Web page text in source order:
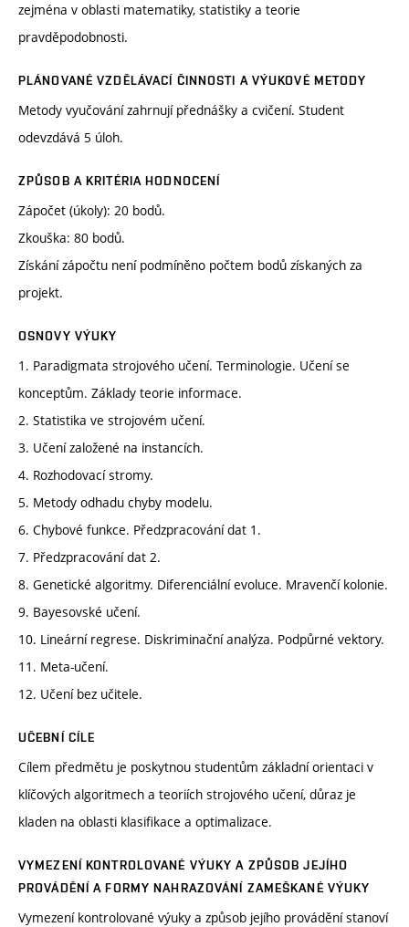
zejména v oblasti matematiky, statistiky a teorie
pravděpodobnosti.
PLÁNOVANÉ VZDĚLÁVACÍ ČINNOSTI A VÝUKOVÉ METODY
Metody vyučování zahrnují přednášky a cvičení. Student
odevzdává 5 úloh.
ZPŮSOB A KRITÉRIA HODNOCENÍ
Zápočet (úkoly): 20 bodů.
Zkouška: 80 bodů.
Získání zápočtu není podmíněno počtem bodů získaných za
projekt.
OSNOVY VÝUKY
1. Paradigmata strojového učení. Terminologie. Učení se
konceptům. Základy teorie informace.
2. Statistika ve strojovém učení.
3. Učení založené na instancích.
4. Rozhodovací stromy.
5. Metody odhadu chyby modelu.
6. Chybové funkce. Předzpracování dat 1.
7. Předzpracování dat 2.
8. Genetické algoritmy. Diferenciální evoluce. Mravenčí kolonie.
9. Bayesovské učení.
10. Lineární regrese. Diskriminační analýza. Podpůrné vektory.
11. Meta-učení.
12. Učení bez učitele.
UČEBNÍ CÍLE
Cílem předmětu je poskytnou studentům základní orientaci v
klíčových algoritmech a teoriích strojového učení, důraz je
kladen na oblasti klasifikace a optimalizace.
VYMEZENÍ KONTROLOVANÉ VÝUKY A ZPŮSOB JEJÍHO
PROVÁDĚNÍ A FORMY NAHRAZOVÁNÍ ZAMEŠKANÉ VÝUKY
Vymezení kontrolované výuky a způsob jejího provádění stanoví